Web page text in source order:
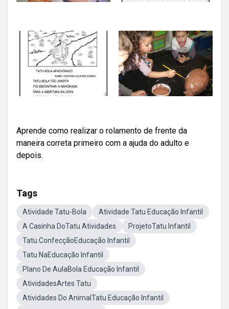
Aprende como realizar o rolamento de frente da
maneira correta primeiro com a ajuda do adulto e
depois.
Tags
Atividade Tatu-Bola
Atividade Tatu Educação Infantil
A Casinha DoTatu Atividades
ProjetoTatu Infantil
Tatu ConfecçãoEducação Infantil
Tatu NaEducação Infantil
Plano De AulaBola Educação Infantil
AtividadesArtes Tatu
Atividades Do AnimalTatu Educação Infantil